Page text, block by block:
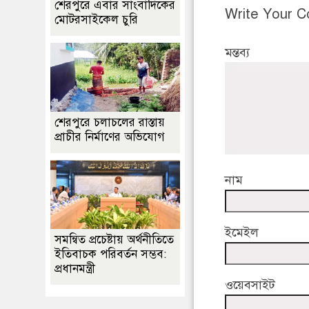
Write Your
মন্তব্য
নাম
ইমেইল
ওয়েবসাইট
শেরপুরে এবার সাংবাদিকের
মোটরসাইকেল চুরি
শেরপুরে চলাচলের রাস্তায়
প্রাচীর নির্মাণের অভিযোগ
সমন্বিত প্রচেষ্টায় অর্থনীতিতে
ইতিবাচক পরিবর্তন সম্ভব:
প্রধানমন্ত্রী